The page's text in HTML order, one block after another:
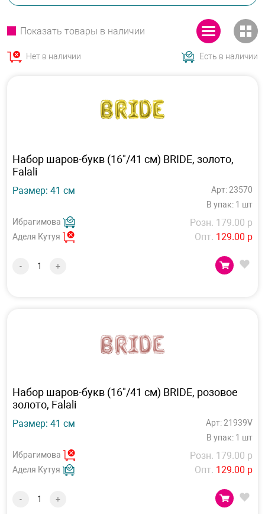
Показать товары в наличии
Нет в наличии Есть в наличии
Набор шаров-букв (16"/41 см) BRIDE, золото,
Falali
Размер: 41 см
Арт: 23570
В упак: 1 шт
Ибрагимова
Аделя Кутуя
Розн. 179.00 р
Опт. 129.00 р
- +
Набор шаров-букв (16"/41 см) BRIDE, розовое
золото, Falali
Размер: 41 см
Арт: 21939V
В упак: 1 шт
Ибрагимова
Аделя Кутуя
Розн. 179.00 р
Опт. 129.00 р
- +